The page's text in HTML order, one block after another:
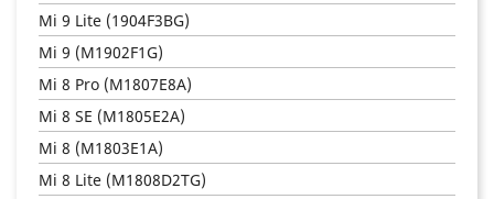
Mi 9 Lite (1904F3BG)
Mi 9 (M1902F1G)
Mi 8 Pro (M1807E8A)
Mi 8 SE (M1805E2A)
Mi 8 (M1803E1A)
Mi 8 Lite (M1808D2TG)